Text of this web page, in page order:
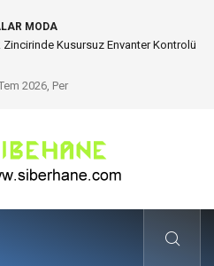
MODA
Kusursuz Envanter Kontrolü
2026, Per